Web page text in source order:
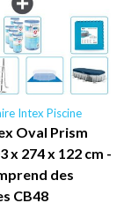
Intex Piscine
Oval Prism
x 274 x 122 cm -
des
CB48